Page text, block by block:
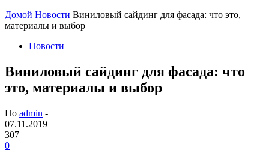
Домой Новости Виниловый сайдинг для фасада: что это,
материалы и выбор
Новости
Виниловый сайдинг для фасада: что
это, материалы и выбор
По admin -
07.11.2019
307
0